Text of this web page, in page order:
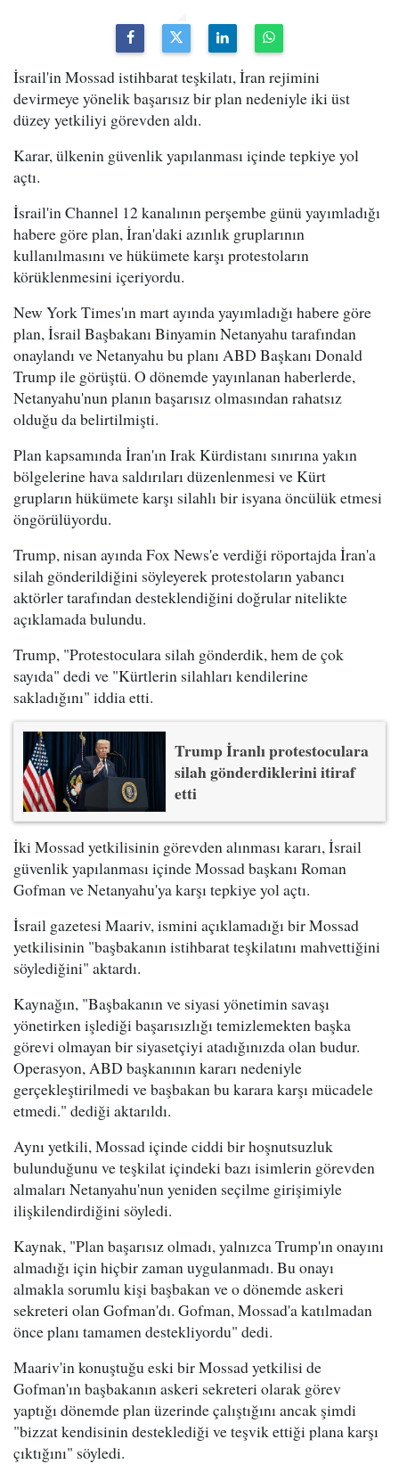
İsrail'in Mossad istihbarat teşkilatı, İran rejimini
devirmeye yönelik başarısız bir plan nedeniyle iki üst
düzey yetkiliyi görevden aldı.
Karar, ülkenin güvenlik yapılanması içinde tepkiye yol
açtı.
İsrail'in Channel 12 kanalının perşembe günü yayımladığı
habere göre plan, İran'daki azınlık gruplarının
kullanılmasını ve hükümete karşı protestoların
körüklenmesini içeriyordu.
New York Times'ın mart ayında yayımladığı habere göre
plan, İsrail Başbakanı Binyamin Netanyahu tarafından
onaylandı ve Netanyahu bu planı ABD Başkanı Donald
Trump ile görüştü. O dönemde yayınlanan haberlerde,
Netanyahu'nun planın başarısız olmasından rahatsız
olduğu da belirtilmişti.
Plan kapsamında İran'ın Irak Kürdistanı sınırına yakın
bölgelerine hava saldırıları düzenlenmesi ve Kürt
grupların hükümete karşı silahlı bir isyana öncülük etmesi
öngörülüyordu.
Trump, nisan ayında Fox News'e verdiği röportajda İran'a
silah gönderildiğini söyleyerek protestoların yabancı
aktörler tarafından desteklendiğini doğrular nitelikte
açıklamada bulundu.
Trump, "Protestoculara silah gönderdik, hem de çok
sayıda" dedi ve "Kürtlerin silahları kendilerine
sakladığını" iddia etti.
Trump İranlı protestoculara
silah gönderdiklerini itiraf
etti
İki Mossad yetkilisinin görevden alınması kararı, İsrail
güvenlik yapılanması içinde Mossad başkanı Roman
Gofman ve Netanyahu'ya karşı tepkiye yol açtı.
İsrail gazetesi Maariv, ismini açıklamadığı bir Mossad
yetkilisinin "başbakanın istihbarat teşkilatını mahvettiğini
söylediğini" aktardı.
Kaynağın, "Başbakanın ve siyasi yönetimin savaşı
yönetirken işlediği başarısızlığı temizlemekten başka
görevi olmayan bir siyasetçiyi atadığınızda olan budur.
Operasyon, ABD başkanının kararı nedeniyle
gerçekleştirilmedi ve başbakan bu karara karşı mücadele
etmedi." dediği aktarıldı.
Aynı yetkili, Mossad içinde ciddi bir hoşnutsuzluk
bulunduğunu ve teşkilat içindeki bazı isimlerin görevden
almaları Netanyahu'nun yeniden seçilme girişimiyle
ilişkilendirdiğini söyledi.
Kaynak, "Plan başarısız olmadı, yalnızca Trump'ın onayını
almadığı için hiçbir zaman uygulanmadı. Bu onayı
almakla sorumlu kişi başbakan ve o dönemde askeri
sekreteri olan Gofman'dı. Gofman, Mossad'a katılmadan
önce planı tamamen destekliyordu" dedi.
Maariv'in konuştuğu eski bir Mossad yetkilisi de
Gofman'ın başbakanın askeri sekreteri olarak görev
yaptığı dönemde plan üzerinde çalıştığını ancak şimdi
"bizzat kendisinin desteklediği ve teşvik ettiği plana karşı
çıktığını" söyledi.